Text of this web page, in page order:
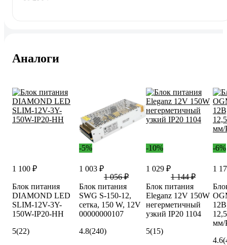
Аналоги
1 100 ₽
Блок питания
DIAMOND LED
SLIM-12V-3Y-
150W-IP20-HH
5(22)
-5%
1 003 ₽
1 056 ₽
Блок питания
SWG S-150-12,
сетка, 150 W, 12V
00000000107
4.8(240)
-10%
1 029 ₽
1 144 ₽
Блок питания
Eleganz 12V 150W
негерметичный
узкий IP20 1104
5(15)
-6%
1
мм/
4.6